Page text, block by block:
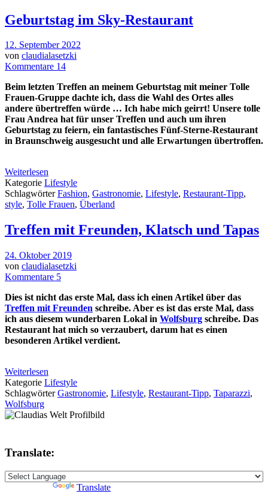
Geburtstag im Sky-Restaurant
12. September 2022
von claudialasetzki
Kommentare 14
Beim letzten Treffen an meinem Geburtstag mit meiner Tolle
Frauen-Gruppe dachte ich, dass die Wahl des Ortes alles
andere übertreffen würde … Ich habe mich geirrt! Unsere tolle
Frau Andrea hat für unser Treffen und auch um ihren
Geburtstag zu feiern, ein fantastisches Fünf-Sterne-Restaurant
in Braunschweig ausgesucht und alle Erwartungen übertroffen.
Weiterlesen
Kategorie Lifestyle
SchlagwörterFashion, Gastronomie, Lifestyle, Restaurant-Tipp,
style, Tolle Frauen, Überland
Treffen mit Freunden, Klatsch und Tapas
24. Oktober 2019
von claudialasetzki
Kommentare 5
Dies ist nicht das erste Mal, dass ich einen Artikel über das
Treffen mit Freunden schreibe. Aber es ist das erste Mal, dass
ich aus diesem wunderbaren Lokal in Wolfsburg schreibe. Das
Restaurant hat mich so verzaubert, darum hat es einen
besonderen Artikel verdient.
Weiterlesen
Kategorie Lifestyle
SchlagwörterGastronomie, Lifestyle, Restaurant-Tipp, Taparazzi,
Wolfsburg
Translate:
Translate